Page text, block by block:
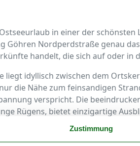
in einer der
Göhren Nordperdstraße genau
handelt, die sich auf oder in
liegt idyllisch zwischen dem
die Nähe zum feinsandigen
verspricht. Die
Rügens, bietet einzigartige
in
Zustimmung